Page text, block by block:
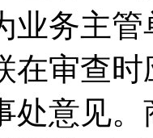
业务主
在审查
处意见